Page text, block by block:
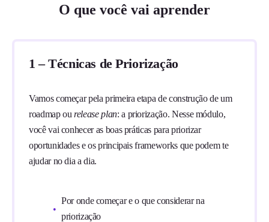
O que você vai aprender
1 – Técnicas de Priorização
Vamos começar pela primeira etapa de construção de um
roadmap ourelease plan: a priorização. Nesse módulo,
você vai conhecer as boas práticas para priorizar
oportunidades e os principais frameworks que podem te
ajudar no dia a dia.
Por onde começar e o que considerar na
priorização